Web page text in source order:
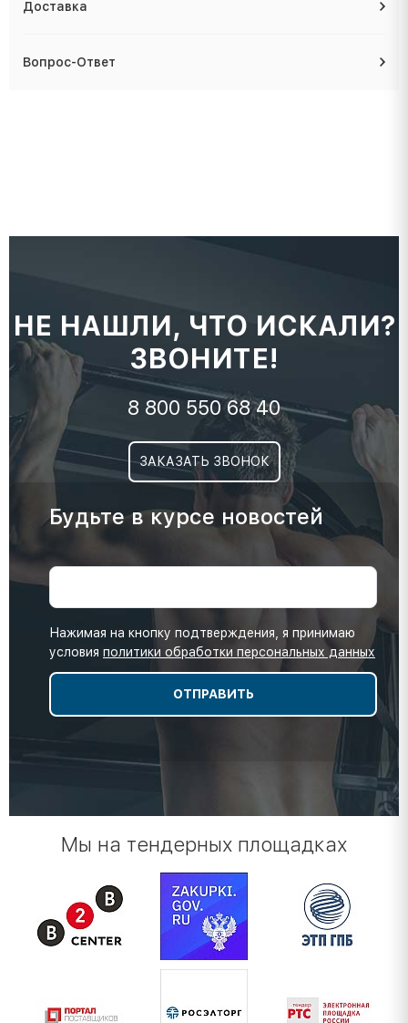
Доставка
Вопрос-Ответ
НЕ НАШЛИ, ЧТО ИСКАЛИ?
ЗВОНИТЕ!
8 800 550 68 40
ЗАКАЗАТЬ ЗВОНОК
Будьте в курсе новостей
Нажимая на кнопку подтверждения, я принимаю
условия политики обработки персональных данных
Мы на тендерных площадках